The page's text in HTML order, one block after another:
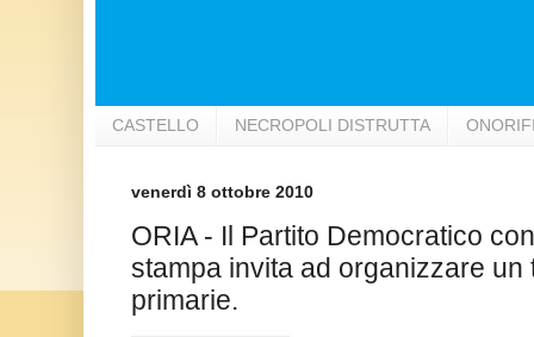
CASTELLO NECROPOLI DISTRUTTA
venerdì 8 ottobre 2010
ORIA - Il Partito Democratico
stampa invita ad organizzare un
primarie.